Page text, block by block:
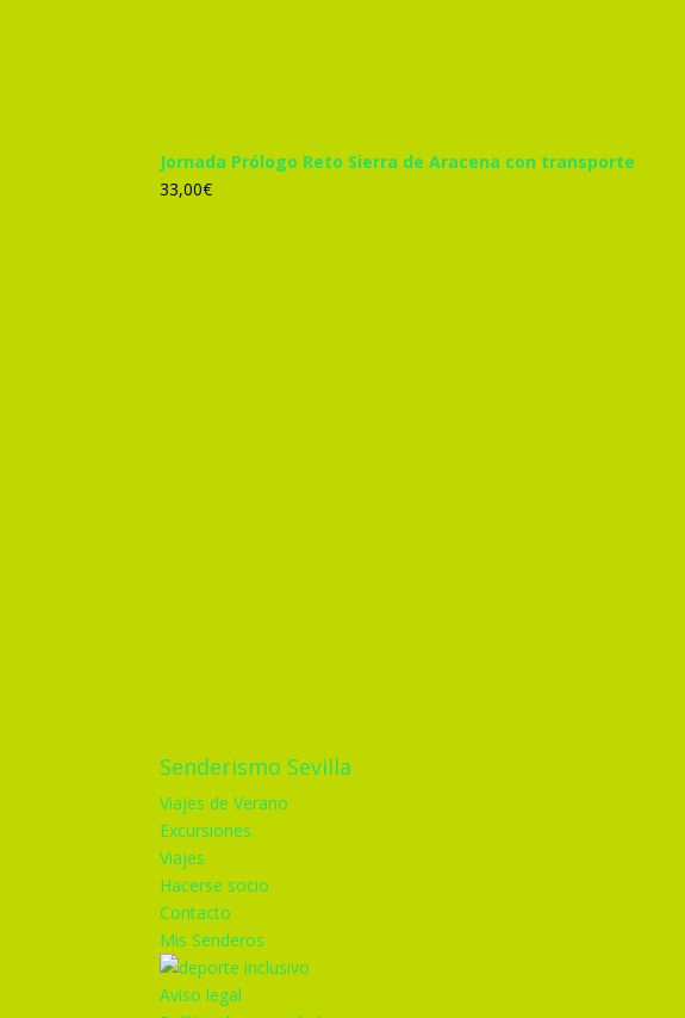
Jornada Prólogo Reto Sierra de Aracena con transporte
33,00€
Senderismo Sevilla
Viajes de Verano
Excursiones
Viajes
Hacerse socio
Contacto
Mis Senderos
Aviso legal